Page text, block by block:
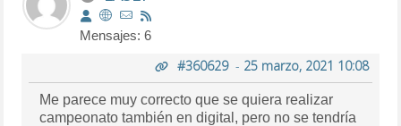
Mensajes: 6
#360629- 25 marzo, 2021 10:08
Me parece muy correcto que se quiera realizar
campeonato también en digital, pero no se tendría